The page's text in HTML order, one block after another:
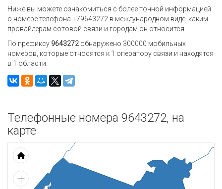
Ниже вы можете ознакомиться с более точной информацией
о номере телефона +79643272 в международном виде, каким
провайдерам сотовой связи и городам он относится.
По префиксу 9643272 обнаружено 300000 мобильных
номеров, которые относятся к 1 оператору связи и находятся
в 1 области.
Телефонные номера 9643272, на
карте